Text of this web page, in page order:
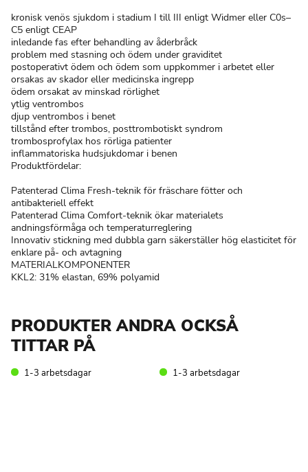
kronisk venös sjukdom i stadium I till III enligt Widmer eller C0s–
C5 enligt CEAP
inledande fas efter behandling av åderbråck
problem med stasning och ödem under graviditet
postoperativt ödem och ödem som uppkommer i arbetet eller
orsakas av skador eller medicinska ingrepp
ödem orsakat av minskad rörlighet
ytlig ventrombos
djup ventrombos i benet
tillstånd efter trombos, posttrombotiskt syndrom
trombosprofylax hos rörliga patienter
inflammatoriska hudsjukdomar i benen
Produktfördelar:
Patenterad Clima Fresh-teknik för fräschare fötter och
antibakteriell effekt
Patenterad Clima Comfort-teknik ökar materialets
andningsförmåga och temperaturreglering
Innovativ stickning med dubbla garn säkerställer hög elasticitet för
enklare på- och avtagning
MATERIALKOMPONENTER
KKL2: 31% elastan, 69% polyamid
PRODUKTER ANDRA OCKSÅ
TITTAR PÅ
1-3 arbetsdagar 1-3 arbetsdagar